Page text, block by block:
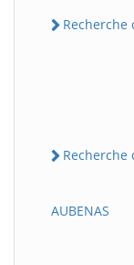
Recherche
Recherche
AUBENAS